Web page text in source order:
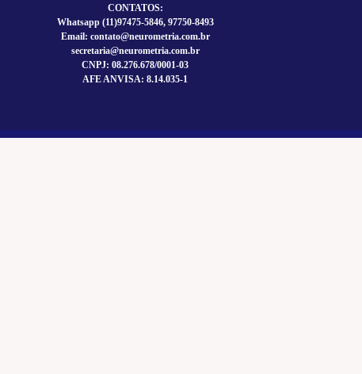
CONTATOS:
Whatsapp (11)97475-5846, 97750-8493
Email: contato@neurometria.com.br
secretaria@neurometria.com.br
CNPJ: 08.276.678/0001-03
AFE ANVISA: 8.14.035-1